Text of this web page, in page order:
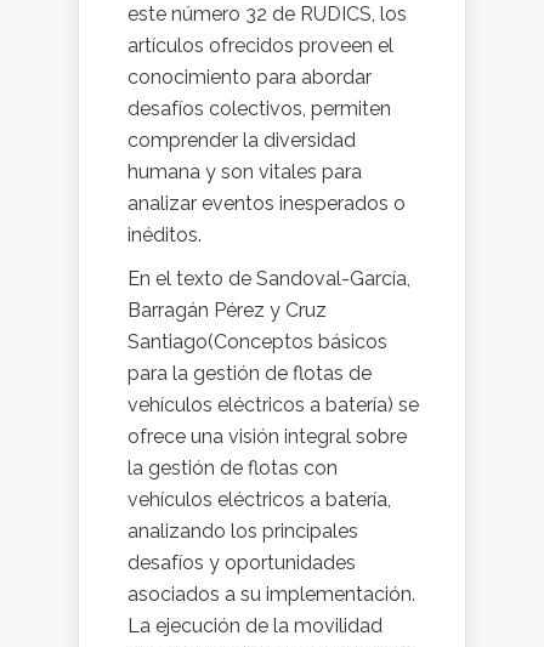
este número 32 de RUDICS, los
artículos ofrecidos proveen el
conocimiento para abordar
desafíos colectivos, permiten
comprender la diversidad
humana y son vitales para
analizar eventos inesperados o
inéditos.
En el texto de Sandoval-García,
Barragán Pérez y Cruz
Santiago(Conceptos básicos
para la gestión de flotas de
vehículos eléctricos a batería) se
ofrece una visión integral sobre
la gestión de flotas con
vehículos eléctricos a batería,
analizando los principales
desafíos y oportunidades
asociados a su implementación.
La ejecución de la movilidad